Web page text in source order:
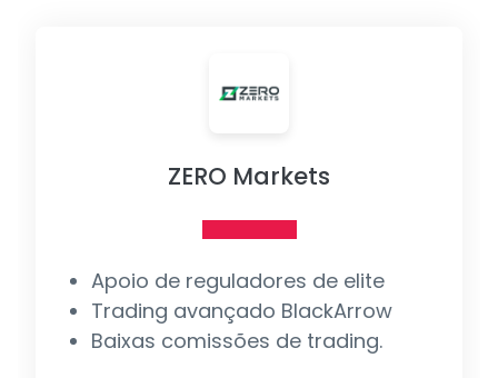
ZERO Markets
Apoio de reguladores de elite
Trading avançado BlackArrow
Baixas comissões de trading.